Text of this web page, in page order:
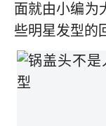
面就由小编为
些明星发型的